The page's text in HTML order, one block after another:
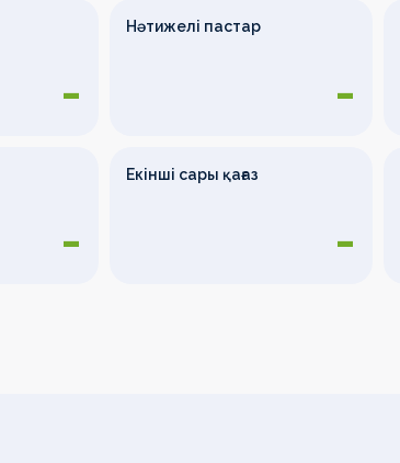
-
Нәтижелі пастар
-
-
Екінші сары қағаз
-